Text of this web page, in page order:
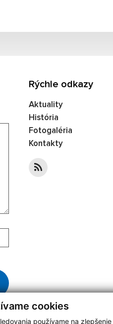
cookies
používame na
správy...
Response
Rýchle odkazy
Aktuality
História
Fotogaléria
Kontakty